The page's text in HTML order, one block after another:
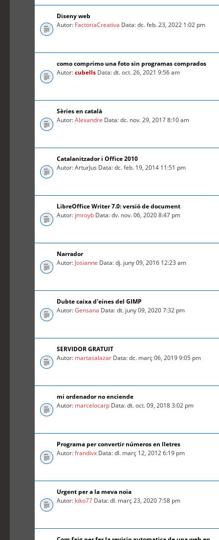
Diseny web
Autor: FactoriaCreativa Data: dc. feb. 23, 2022 1:02 pm
como comprimo una foto sin programas comprados
Autor:cubells Data: dt. oct. 26, 2021 9:56 am
Sèries en català
Autor:Alexandre Data: dc. nov. 29, 2017 8:10 am
Catalanitzador i Office 2010
Autor: ArturJus Data: dc. feb. 19, 2014 11:51 pm
LibreOffice Writer 7.0: versió de document
Autor: jmroyb Data: dv. nov. 06, 2020 8:47 pm
Narrador
Autor: Josianne Data: dj. juny 09, 2016 12:23 am
Dubte caixa d'eines del GIMP
Autor:Gensana Data: dt. juny 09, 2020 7:32 pm
SERVIDOR GRATUIT
Autor: martasalazar Data: dc. març 06, 2019 9:05 pm
mi ordenador no enciende
Autor: marcelocarp Data: dt. oct. 09, 2018 3:02 pm
Programa per convertir números en lletres
Autor:frandivx Data: dl. març 12, 2012 6:19 pm
Urgent per a la meva noia
Autor: kiko77 Data: dl. març 23, 2020 7:58 pm